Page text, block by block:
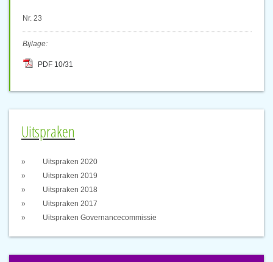
Uitspraken
Uitspraken 2020
Uitspraken 2019
Uitspraken 2018
Uitspraken 2017
Uitspraken Governancecommissie
Nr. 23
Bijlage:
PDF 10/31